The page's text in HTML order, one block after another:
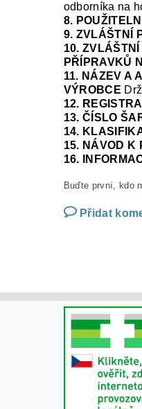
odborníka na
8.
9. ZVLÁŠTNÍ
10.
PŘÍPRAVKŮ
11. NÁZEV A
VÝROBCE
12.
13. ČÍSLO
14.
15. NÁVOD K
16.
Buďte první, kdo
Přidat